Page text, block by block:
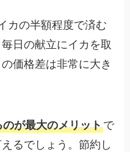
カの半額程度で済む
日の献立にイカを取
価格差は非常に大き
が最大のメリットで
るでしょう。節約し